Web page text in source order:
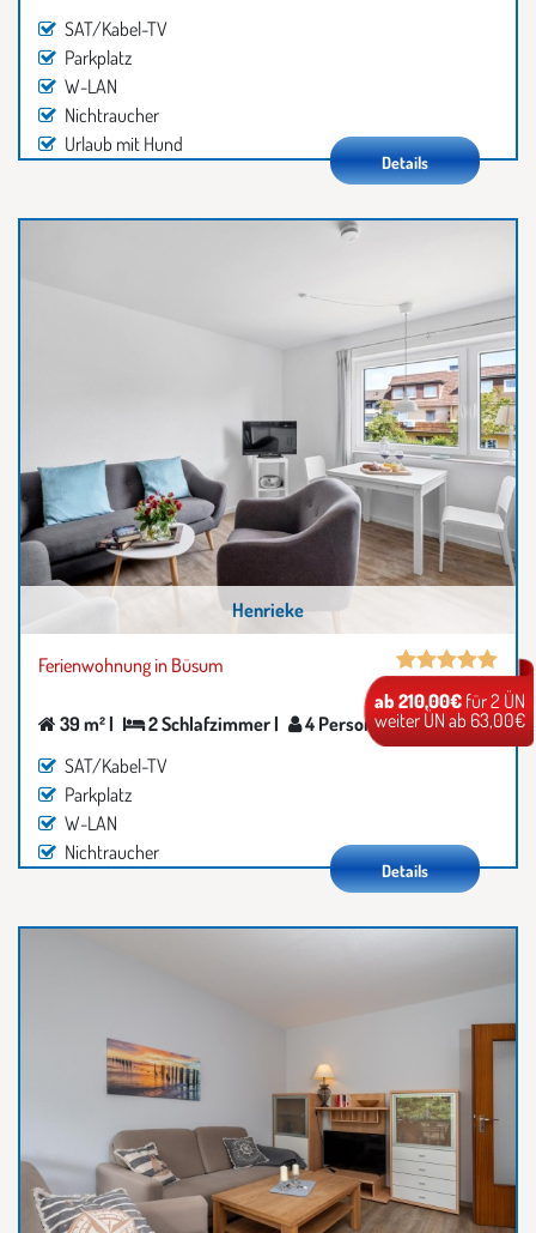
SAT/Kabel-TV
Parkplatz
W-LAN
Nichtraucher
Urlaub mit Hund
Details
Henrieke
Ferienwohnung in Büsum
39 m² | 2 Schlafzimmer |
4 Personen
SAT/Kabel-TV
Parkplatz
W-LAN
Nichtraucher
ab 210,00€ für 2 ÜN
weiter ÜN ab 63,00€
Details